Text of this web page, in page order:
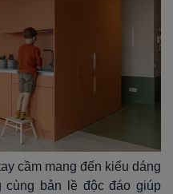
cầm mang đến kiểu dáng
cùng bản lề độc đáo giúp